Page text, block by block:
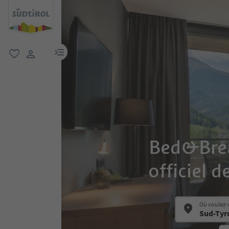
lien menu
officiel
Où voulez-